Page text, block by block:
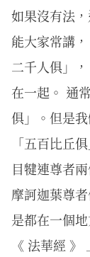
如果沒有法
能大家常講
二千人俱」
在一起。 通
俱」。但是
「五百比丘
目犍連尊者
摩訶迦葉尊
是都在一個
《 法華經